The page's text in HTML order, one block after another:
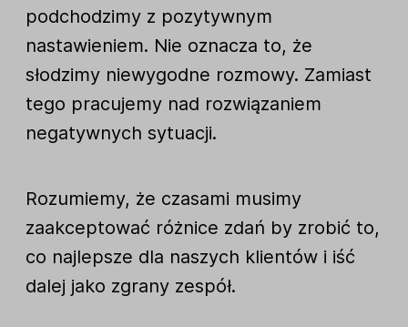
podchodzimy z pozytywnym
nastawieniem. Nie oznacza to, że
słodzimy niewygodne rozmowy. Zamiast
tego pracujemy nad rozwiązaniem
negatywnych sytuacji.
Rozumiemy, że czasami musimy
zaakceptować różnice zdań by zrobić to,
co najlepsze dla naszych klientów i iść
dalej jako zgrany zespół.